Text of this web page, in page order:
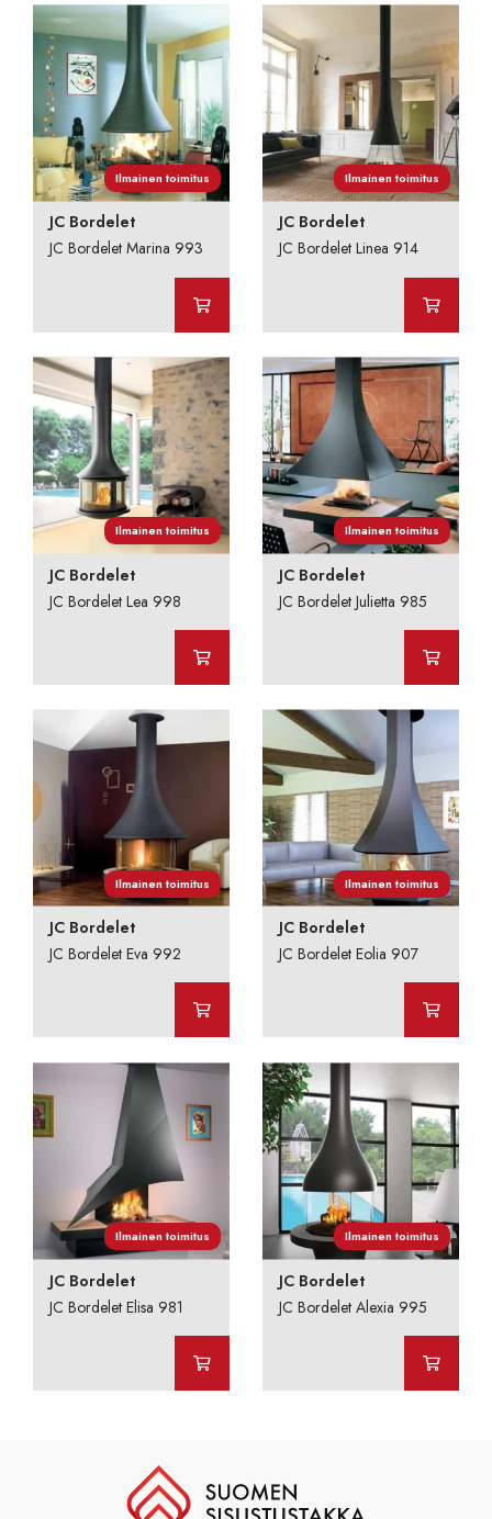
18270,00 €.
10799,00 €.
Ilmainen toimitus
JC Bordelet
JC Bordelet Marina 993
Ilmainen toimitus
JC Bordelet
JC Bordelet Linea 914
Ilmainen toimitus
JC Bordelet
JC Bordelet Lea 998
Ilmainen toimitus
JC Bordelet
JC Bordelet Julietta 985
Ilmainen toimitus
JC Bordelet
JC Bordelet Eva 992
Ilmainen toimitus
JC Bordelet
JC Bordelet Eolia 907
Ilmainen toimitus
JC Bordelet
JC Bordelet Elisa 981
Ilmainen toimitus
JC Bordelet
JC Bordelet Alexia 995